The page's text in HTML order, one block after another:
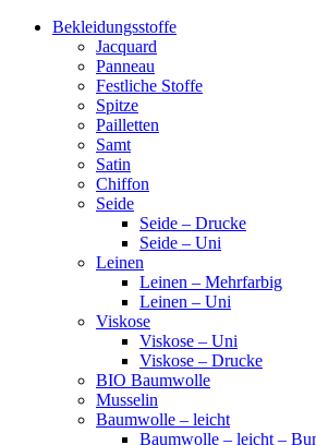
Bekleidungsstoffe
Jacquard
Panneau
Festliche Stoffe
Spitze
Pailletten
Samt
Satin
Chiffon
Seide
Seide – Drucke
Seide – Uni
Leinen
Leinen – Mehrfarbig
Leinen – Uni
Viskose
Viskose – Uni
Viskose – Drucke
BIO Baumwolle
Musselin
Baumwolle – leicht
Baumwolle – leicht –